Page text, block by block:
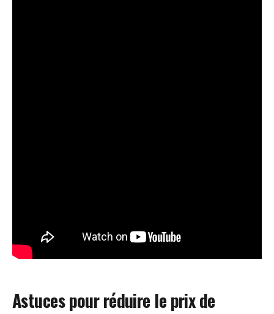
Astuces pour réduire le prix de